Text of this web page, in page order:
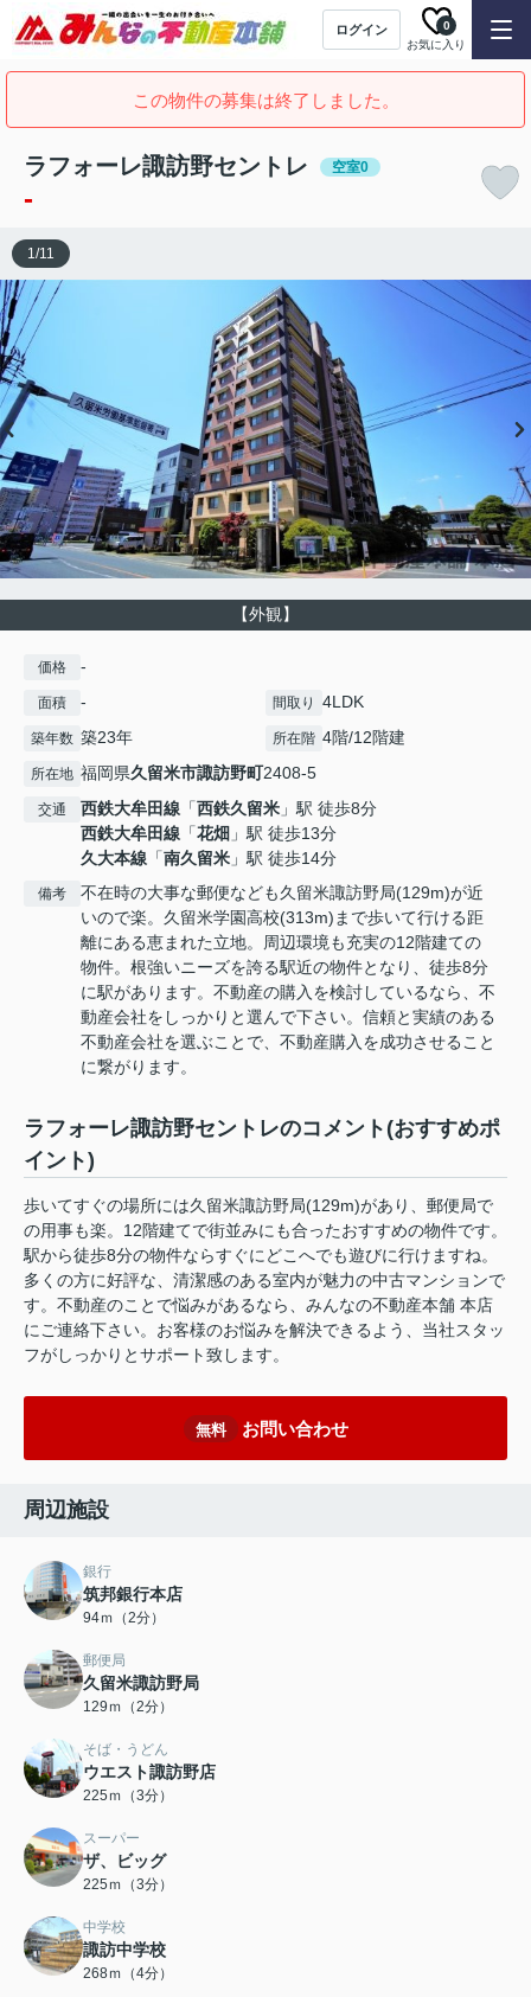
ログイン
お気に入り
0
この物件の募集は終了しました。
ラフォーレ諏訪野セントレ 空室0
-
【外観】
1/11
価格 -
面積 - 間取り 4LDK
築年数 築23年 所在階 4階/12階建
所在地 福岡県久留米市諏訪野町2408-5
交通 西鉄大牟田線 「西鉄久留米 」駅 徒歩8分
西鉄大牟田線 「花畑 」駅 徒歩13分
久大本線 「南久留米 」駅 徒歩14分
備考
不在時の大事な郵便なども久留米諏訪野局(129m)が近
いので楽。久留米学園高校(313m)まで歩いて行ける距
離にある恵まれた立地。周辺環境も充実の12階建ての
物件。根強いニーズを誇る駅近の物件となり、徒歩8分
に駅があります。不動産の購入を検討しているなら、不
動産会社をしっかりと選んで下さい。信頼と実績のある
不動産会社を選ぶことで、不動産購入を成功させること
に繋がります。
ラフォーレ諏訪野セントレのコメント(おすすめポ
イント)
歩いてすぐの場所には久留米諏訪野局(129m)があり、郵便局で
の用事も楽。12階建てで街並みにも合ったおすすめの物件です。
駅から徒歩8分の物件ならすぐにどこへでも遊びに行けますね。
多くの方に好評な、清潔感のある室内が魅力の中古マンションで
す。不動産のことで悩みがあるなら、みんなの不動産本舗 本店
にご連絡下さい。お客様のお悩みを解決できるよう、当社スタッ
フがしっかりとサポート致します。
無料 お問い合わせ
周辺施設
銀行
筑邦銀行本店
94ｍ（2分）
郵便局
久留米諏訪野局
129ｍ（2分）
そば・うどん
ウエスト諏訪野店
225ｍ（3分）
スーパー
ザ、ビッグ
225ｍ（3分）
中学校
諏訪中学校
268ｍ（4分）